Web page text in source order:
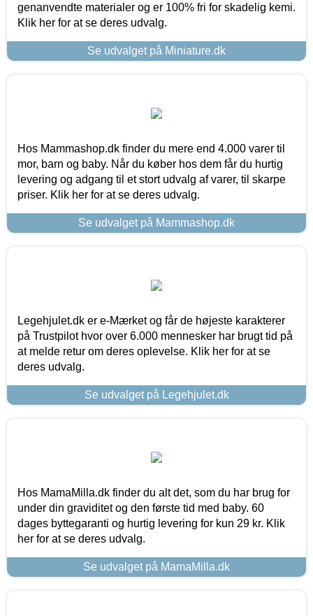
genanvendte materialer og er 100% fri for skadelig kemi.
Klik her for at se deres udvalg.
Se udvalget på Miniature.dk
Hos Mammashop.dk finder du mere end 4.000 varer til
mor, barn og baby. Når du køber hos dem får du hurtig
levering og adgang til et stort udvalg af varer, til skarpe
priser. Klik her for at se deres udvalg.
Se udvalget på Mammashop.dk
Legehjulet.dk er e-Mærket og får de højeste karakterer
på Trustpilot hvor over 6.000 mennesker har brugt tid på
at melde retur om deres oplevelse. Klik her for at se
deres udvalg.
Se udvalget på Legehjulet.dk
Hos MamaMilla.dk finder du alt det, som du har brug for
under din graviditet og den første tid med baby. 60
dages byttegaranti og hurtig levering for kun 29 kr. Klik
her for at se deres udvalg.
Se udvalget på MamaMilla.dk